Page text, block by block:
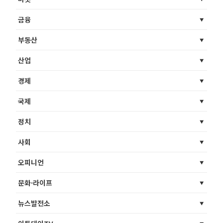
금융
부동산
산업
경제
국제
정치
사회
오피니언
문화·라이프
뉴스발전소